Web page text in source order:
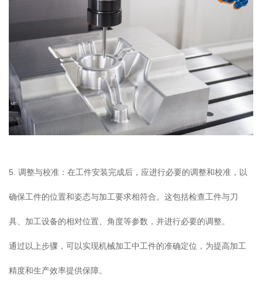
5. 调整与校准：在工件安装完成后，应进行必要的调整和校准，以
确保工件的位置和姿态与加工要求相符合。这包括检查工件与刀
具、加工设备的相对位置、角度等参数，并进行必要的调整。
通过以上步骤，可以实现机械加工中工件的准确定位，为提高加工
精度和生产效率提供保障。